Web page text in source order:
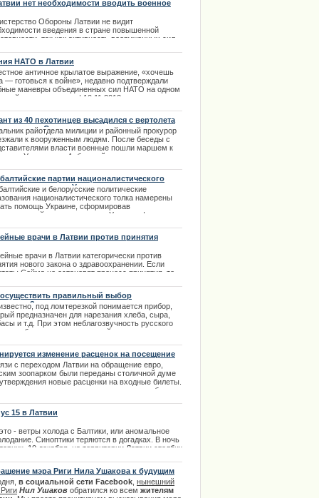
нет необходимости вводить военное
Обороны Латвии не видит
введения в стране повышенной
так как активность вооруженных сил
департамента военно-общественных
министерства обороны Каспарс Галкинс
что вводить повышенную готовность не
НАТО в Латвии
античное крылатое выражение, «хочешь
— готовься к войне», недавно подтверждали
маневры объединенных сил НАТО на одном
полигонов. | 10.11.2013
из 40 пехотинцев высадился с вертолета
поселка Стрелковое
райотдела милиции и районный прокурор
к вооруженным людям. После беседы с
власти военные пошли маршем к
Украины на Арбатской стрелке.
партии националистического
окажут помощь Украине
и белорусские политические
националистического толка намерены
помощь Украине, сформировав
комитет помощи Украине. |
врачи в Латвии против принятия
врачи в Латвии категорически против
нового закона о здравоохранении. Если
Сейма не остановят процесс принятия, то
правильный выбор
под ломтерезкой понимается прибор,
предназначен для нарезания хлеба, сыра,
и т.д. При этом неблагозвучность русского
обычно заменяют английским словом
изменение расценок на посещение
с переходом Латвии на обращение евро,
зоопарком были переданы столичной думе
новые расценки на входные билеты.
с пересчетом и округлением, цены на билеты
15 в Латвии
- ветры холода с Балтики, или аномальное
Синоптики теряются в догадках. В ночь
10 декабря, на территории Латвии столбик
Латвийский центр окружающей среды,
и метеорологии.
мэра Риги Нила Ушакова к будущим
в социальной сети Facebook нынешний
Нил Ушаков обратился ко всем жителям